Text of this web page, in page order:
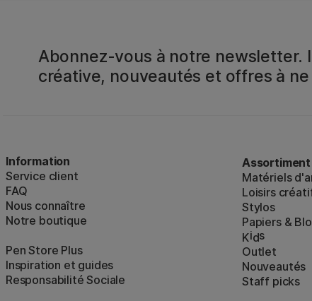
Abonnez-vous à notre newsletter.
créative, nouveautés et offres à ne
Information
Service client
FAQ
Nous connaître
Notre boutique
Pen Store Plus
Inspiration et guides
Responsabilité Sociale
Assortiment
Matériels
Loisirs
Stylos
Papiers &
Kids
Outlet
Nouveautés
Staff picks